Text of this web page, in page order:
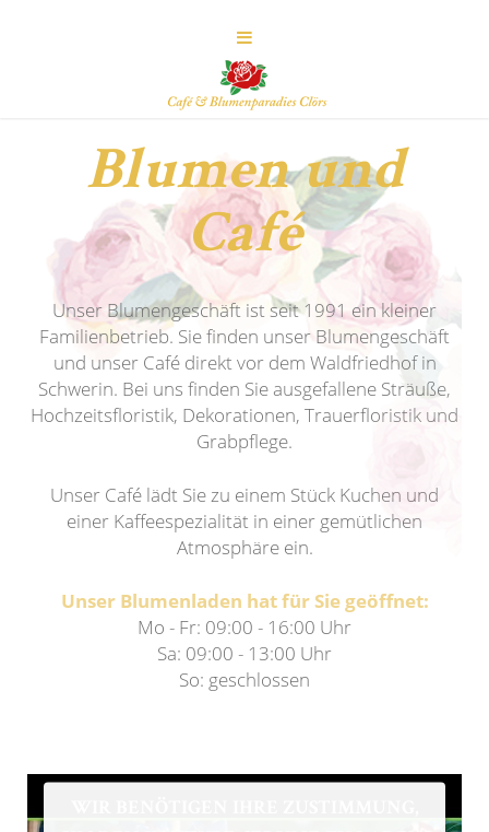
Blumen und
Café
Unser Blumengeschäft ist seit 1991 ein kleiner
Familienbetrieb. Sie finden unser Blumengeschäft
und unser Café direkt vor dem Waldfriedhof in
Schwerin. Bei uns finden Sie ausgefallene Sträuße,
Hochzeitsfloristik, Dekorationen, Trauerfloristik und
Grabpflege.
Unser Café lädt Sie zu einem Stück Kuchen und
einer Kaffeespezialität in einer gemütlichen
Atmosphäre ein.
Unser Blumenladen hat für Sie geöffnet:
Mo - Fr: 09:00 - 16:00 Uhr
Sa: 09:00 - 13:00 Uhr
So: geschlossen